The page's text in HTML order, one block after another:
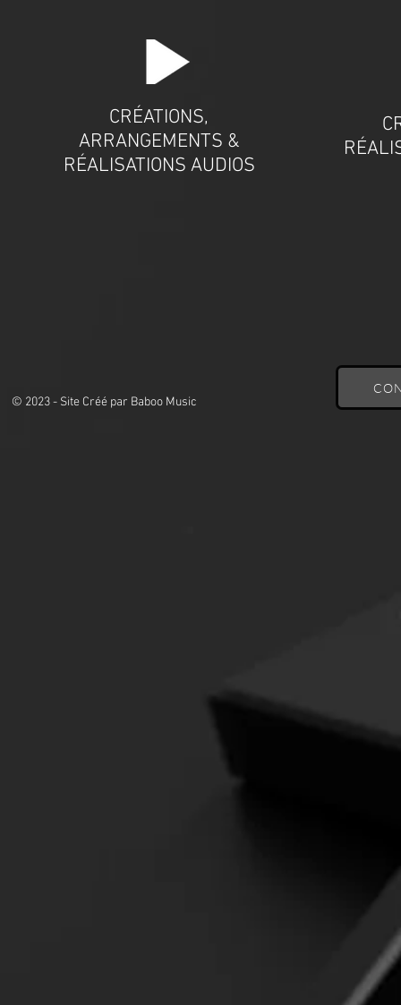
CRÉATIONS,
ARRANGEMENTS &
RÉALISATIONS AUDIOS
© 2023 - Site Créé par Baboo Music